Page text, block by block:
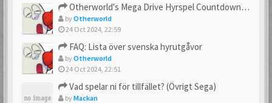
Otherworld's Mega Drive Hyrspel Countdown Tråd!
byOtherworld
24 Oct 2024, 22:59
FAQ: Lista över svenska hyrutgåvor
byOtherworld
24 Oct 2024, 22:51
Vad spelar ni för tillfället? (Övrigt Sega)
byMackan